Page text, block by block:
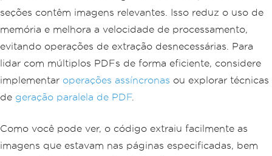
seções contêm imagens relevantes. Isso reduz o uso de
memória e melhora a velocidade de processamento,
evitando operações de extração desnecessárias. Para
lidar com múltiplos PDFs de forma eficiente, considere
implementar operações assíncronas ou explorar técnicas
de geração paralela de PDF.
Como você pode ver, o código extraiu facilmente as
imagens que estavam nas páginas especificadas, bem